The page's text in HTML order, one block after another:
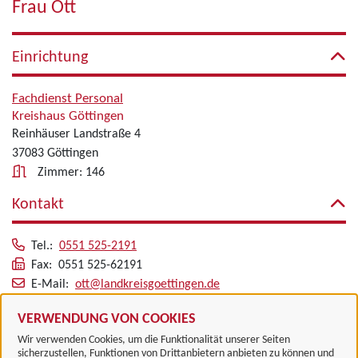
VERWENDUNG VON COOKIES
Wir verwenden Cookies, um die Funktionalität unserer Seiten
sicherzustellen, Funktionen von Drittanbietern anbieten zu können und
Frau Ott
Einrichtung
Fachdienst Personal
Kreishaus Göttingen
Reinhäuser Landstraße 4
37083 Göttingen
Zimmer: 146
Kontakt
Tel.: 0551 525-2191
Fax: 0551 525-62191
E-Mail: ott@landkreisgoettingen.de
Alle zugeordneten Einrichtungen